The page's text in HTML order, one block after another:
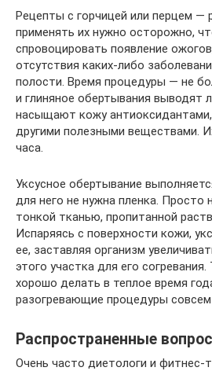
Рецепты с горчицей или перцем —
применять их нужно осторожно,
спровоцировать появление
отсутствия каких-либо
полости. Время процедуры — не
и глиняное обертывания
насыщают кожу
другими полезными веществами.
часа.
Уксусное обертывание
для него не нужна пленка. Просто
тонкой тканью, пропитанной
Испаряясь с поверхности кожи,
ее, заставляя организм
этого участка для его
хорошо делать в теплое время
разогревающие процедуры совсем
Распространенные
Очень часто диетологи и фитнес-